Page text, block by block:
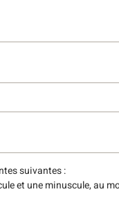
suivantes :
et une minuscule, au